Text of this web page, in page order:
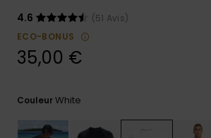
Trouvez des
LISTE DE
SOUHAITS
4.6
(51 Avis)
ECO-BONUS
35,00 €
CouleurWhite